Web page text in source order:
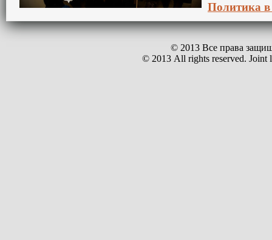
Политика
© 2013 Все права
© 2013 All rights reserved. Joint